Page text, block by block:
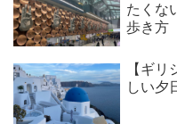
たくな
歩き方
【ギ
しい夕